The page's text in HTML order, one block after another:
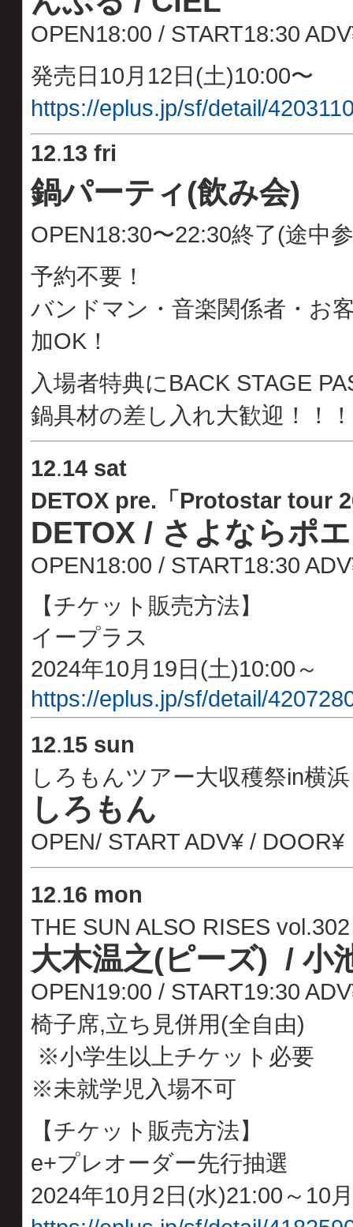
OPEN18:00 / START18:30
発売日10月12日(土)10:00〜
https://eplus.jp/sf/detail/
12.13 fri
鍋パーティ(飲み会)
OPEN18:30〜22:30終了(途中
予約不要！
バンドマン・音楽関係者・お
加OK！
入場者特典にBACK STAGE
鍋具材の差し入れ大歓迎！！！
12.14 sat
DETOX pre.「Protostar tour
DETOX / さよならポ
OPEN18:00 / START18:30
【チケット販売方法】
イープラス
2024年10月19日(土)10:00～
https://eplus.jp/sf/detail/
12.15 sun
しろもんツアー大収穫祭in横浜
しろもん
OPEN/ START ADV¥ / DOOR¥
12.16 mon
THE SUN ALSO RISES vol.302
大木温之(ピーズ) / 小
OPEN19:00 / START19:30
椅子席,立ち見併用(全自由)
※小学生以上チケット必要
※未就学児入場不可
【チケット販売方法】
e+プレオーダー先行抽選
2024年10月2日(水)21:00～10